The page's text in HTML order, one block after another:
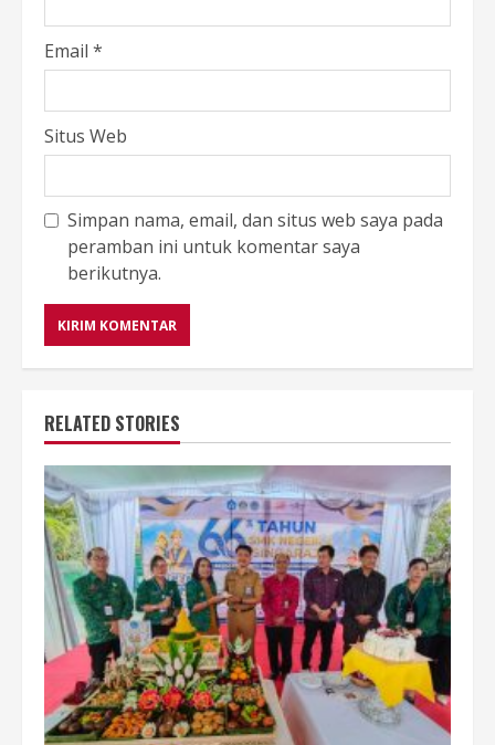
Email *
Situs Web
Simpan nama, email, dan situs web saya pada
peramban ini untuk komentar saya
berikutnya.
RELATED STORIES